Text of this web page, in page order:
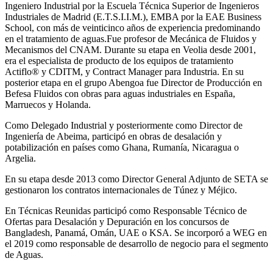
Ingeniero Industrial por la Escuela Técnica Superior de Ingenieros
Industriales de Madrid (E.T.S.I.I.M.), EMBA por la EAE Business
School, con más de veinticinco años de experiencia predominando
en el tratamiento de aguas.Fue profesor de Mecánica de Fluidos y
Mecanismos del CNAM. Durante su etapa en Veolia desde 2001,
era el especialista de producto de los equipos de tratamiento
Actiflo® y CDITM, y Contract Manager para Industria. En su
posterior etapa en el grupo Abengoa fue Director de Producción en
Befesa Fluidos con obras para aguas industriales en España,
Marruecos y Holanda.
Como Delegado Industrial y posteriormente como Director de
Ingeniería de Abeima, participó en obras de desalación y
potabilización en países como Ghana, Rumanía, Nicaragua o
Argelia.
En su etapa desde 2013 como Director General Adjunto de SETA se
gestionaron los contratos internacionales de Túnez y Méjico.
En Técnicas Reunidas participó como Responsable Técnico de
Ofertas para Desalación y Depuración en los concursos de
Bangladesh, Panamá, Omán, UAE o KSA. Se incorporó a WEG en
el 2019 como responsable de desarrollo de negocio para el segmento
de Aguas.